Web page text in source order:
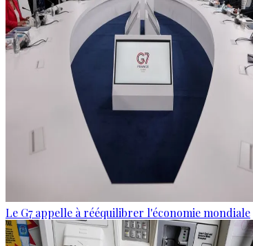
Le G7 appelle à rééquilibrer l'économie mondiale